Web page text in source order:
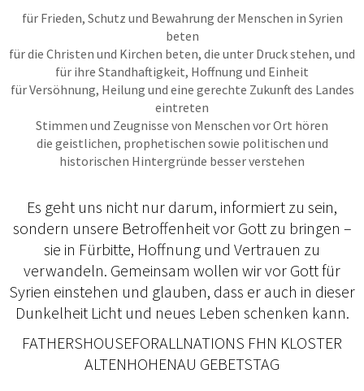
für Frieden, Schutz und Bewahrung der Menschen in Syrien
beten
für die Christen und Kirchen beten, die unter Druck stehen, und
für ihre Standhaftigkeit, Hoffnung und Einheit
für Versöhnung, Heilung und eine gerechte Zukunft des Landes
eintreten
Stimmen und Zeugnisse von Menschen vor Ort hören
die geistlichen, prophetischen sowie politischen und
historischen Hintergründe besser verstehen
Es geht uns nicht nur darum, informiert zu sein,
sondern unsere Betroffenheit vor Gott zu bringen –
sie in Fürbitte, Hoffnung und Vertrauen zu
verwandeln. Gemeinsam wollen wir vor Gott für
Syrien einstehen und glauben, dass er auch in dieser
Dunkelheit Licht und neues Leben schenken kann.
FATHERSHOUSEFORALLNATIONS FHN KLOSTER
ALTENHOHENAU GEBETSTAG